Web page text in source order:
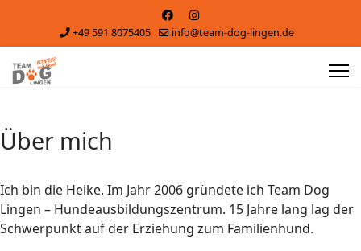
+49 591 8075405 info@team-dog-lingen.de
Über mich
Ich bin die Heike. Im Jahr 2006 gründete ich Team Dog
Lingen – Hundeausbildungszentrum. 15 Jahre lang lag der
Schwerpunkt auf der Erziehung zum Familienhund.